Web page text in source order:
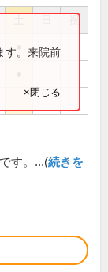
祝
す。来院前
×閉じる
す。...(続きを